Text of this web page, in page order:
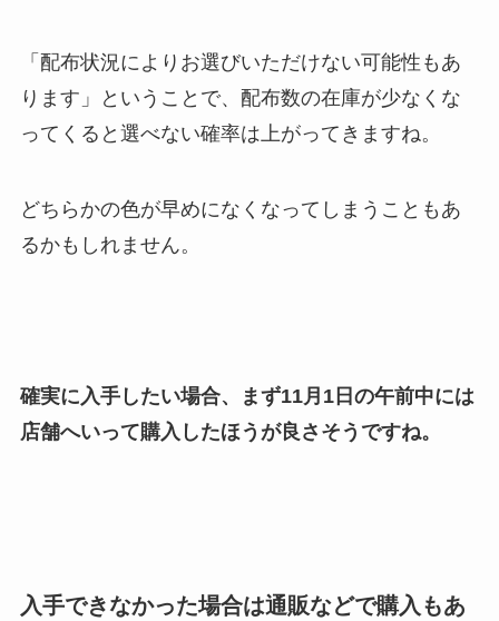
「配布状況によりお選びいただけない可能性もあ
ります」ということで、配布数の在庫が少なくな
ってくると選べない確率は上がってきますね。
どちらかの色が早めになくなってしまうこともあ
るかもしれません。
確実に入手したい場合、まず11月1日の午前中には
店舗へいって購入したほうが良さそうですね。
入手できなかった場合は通販などで購入もあ